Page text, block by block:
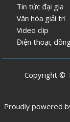
Tin tức đại gia
Văn hóa giải trí
Video clip
Điện thoại,
Copyright ©
Proudly powered